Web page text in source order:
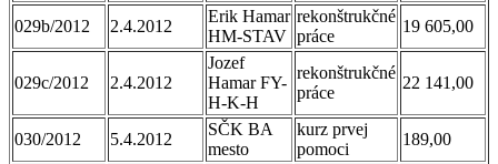
029b/2012 2.4.2012
Erik Hamar
HM-STAV
rekonštrukčné
práce
19 605,00
029c/2012 2.4.2012
Jozef
Hamar FY-
H-K-H
rekonštrukčné
práce
22 141,00
030/2012 5.4.2012
SČK BA
mesto
kurz prvej
pomoci
189,00